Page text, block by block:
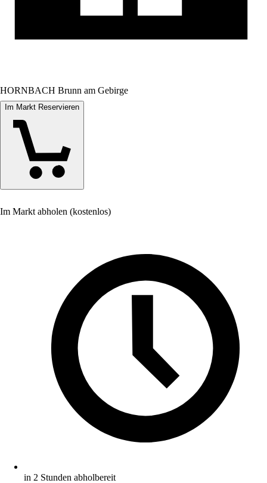
HORNBACH Brunn am Gebirge
Im Markt Reservieren
Im Markt abholen (kostenlos)
in 2 Stunden abholbereit